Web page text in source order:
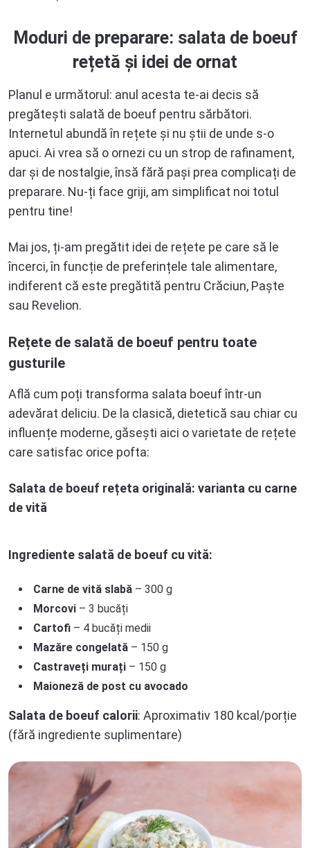
Moduri de preparare: salata de boeuf
rețetă și idei de ornat
Planul e următorul: anul acesta te-ai decis să
pregătești salată de boeuf pentru sărbători.
Internetul abundă în rețete și nu știi de unde s-o
apuci. Ai vrea să o ornezi cu un strop de rafinament,
dar și de nostalgie, însă fără pași prea complicați de
preparare. Nu-ți face griji, am simplificat noi totul
pentru tine!
Mai jos, ți-am pregătit idei de rețete pe care să le
încerci, în funcție de preferințele tale alimentare,
indiferent că este pregătită pentru Crăciun, Paște
sau Revelion.
Rețete de salată de boeuf pentru toate
gusturile
Află cum poți transforma salata boeuf într-un
adevărat deliciu. De la clasică, dietetică sau chiar cu
influențe moderne, găsești aici o varietate de rețete
care satisfac orice pofta:
Salata de boeuf rețeta originală: varianta cu carne
de vită
Ingrediente salată de boeuf cu vită:
Carne de vită slabă – 300 g
Morcovi – 3 bucăți
Cartofi – 4 bucăți medii
Mazăre congelată – 150 g
Castraveți murați – 150 g
Maioneză de post cu avocado
Salata de boeuf calorii: Aproximativ 180 kcal/porție
(fără ingrediente suplimentare)